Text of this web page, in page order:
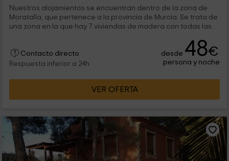
Nuestros alojamientos se encuentran dentro de la zona de
Moratalla, que pertenece a la provincia de Murcia. Se trata de
una zona en la que hay 7 viviendas de madera con todas las
de encanto. ¡Te esperamos!
Contacto directo
Respuesta inferior a 24h
desde 48€
persona y noche
VER OFERTA